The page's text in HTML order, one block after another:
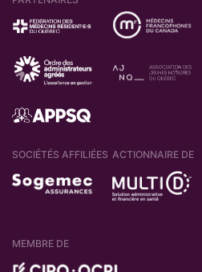
SOCIÉTÉS AFFILIÉES ACTIONNAIRE DE
MEMBRE DE